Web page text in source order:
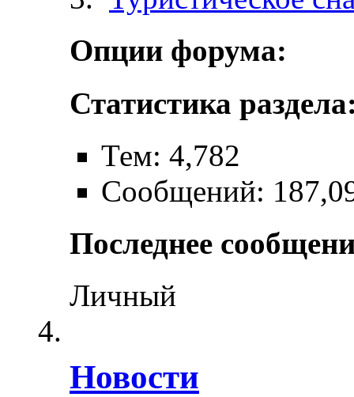
Опции форума:
Статистика
Тем: 4,782
Сообщений:
Последнее
Личный
Новости